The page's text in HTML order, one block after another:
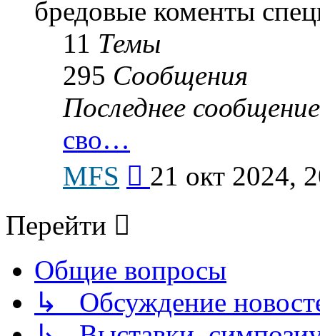
бредовые коменты
11 Темы
295 Сообщения
Последнее сообщение
сво…
MFS
последнему
21 окт 2024,
Перейти
Общие вопросы
↳ Обсуждение